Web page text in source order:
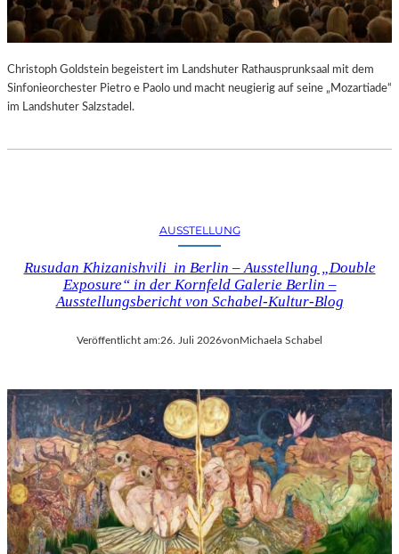
Christoph Goldstein begeistert im Landshuter Rathausprunksaal mit dem
Sinfonieorchester Pietro e Paolo und macht neugierig auf seine „Mozartiade“
im Landshuter Salzstadel.
AUSSTELLUNG
Rusudan Khizanishvili in Berlin – Ausstellung „Double
Exposure“ in der Kornfeld Galerie Berlin –
Ausstellungsbericht von Schabel-Kultur-Blog
Veröffentlicht am:26. Juli 2026von Michaela Schabel